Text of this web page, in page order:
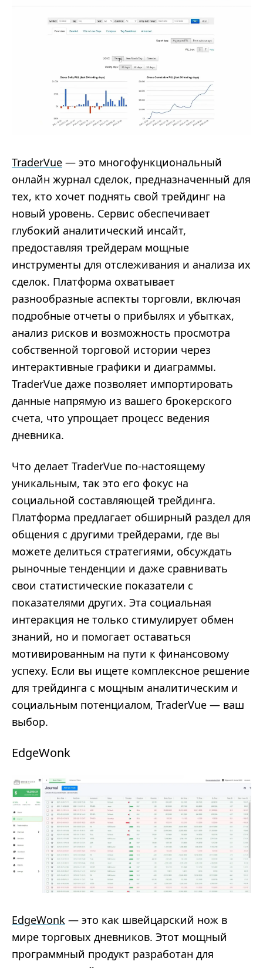
TraderVue — это многофункциональный
онлайн журнал сделок, предназначенный для
тех, кто хочет поднять свой трейдинг на
новый уровень. Сервис обеспечивает
глубокий аналитический инсайт,
предоставляя трейдерам мощные
инструменты для отслеживания и анализа их
сделок. Платформа охватывает
разнообразные аспекты торговли, включая
подробные отчеты о прибылях и убытках,
анализ рисков и возможность просмотра
собственной торговой истории через
интерактивные графики и диаграммы.
TraderVue даже позволяет импортировать
данные напрямую из вашего брокерского
счета, что упрощает процесс ведения
дневника.
Что делает TraderVue по-настоящему
уникальным, так это его фокус на
социальной составляющей трейдинга.
Платформа предлагает обширный раздел для
общения с другими трейдерами, где вы
можете делиться стратегиями, обсуждать
рыночные тенденции и даже сравнивать
свои статистические показатели с
показателями других. Эта социальная
интеракция не только стимулирует обмен
знаний, но и помогает оставаться
мотивированным на пути к финансовому
успеху. Если вы ищете комплексное решение
для трейдинга с мощным аналитическим и
социальным потенциалом, TraderVue — ваш
выбор.
EdgeWonk
EdgeWonk — это как швейцарский нож в
мире торговых дневников. Этот мощный
программный продукт разработан для